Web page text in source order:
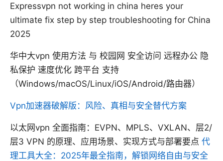
Expressvpn not working in china heres your
ultimate fix step by step troubleshooting for China
2025
华中大vpn 使用方法 与 校园网 安全访问 远程办公 隐
私保护 速度优化 跨平台 支持
（Windows/macOS/Linux/iOS/Android/路由器）
Vpn加速器破解版：风险、真相与安全替代方案
以太网vpn 全面指南：EVPN、MPLS、VXLAN、层2/
层3 VPN 的原理、应用场景、实现方式与部署要点 代
理工具大全：2025年最全指南，解锁网络自由与安全